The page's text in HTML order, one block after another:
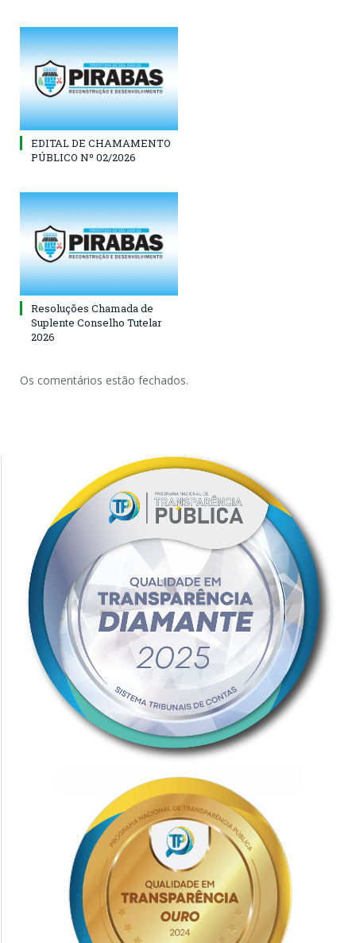
EDITAL DE CHAMAMENTO
PÚBLICO Nº 02/2026
Resoluções Chamada de
Suplente Conselho Tutelar
2026
Os comentários estão fechados.